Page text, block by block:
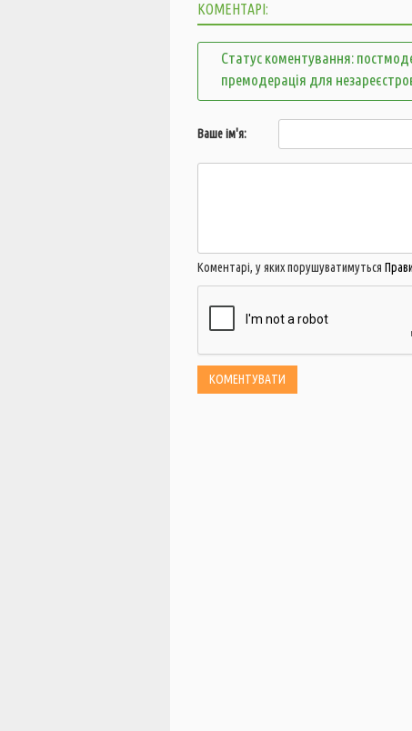
КОМЕНТАРІ:
Статус коментування:
премодерація для
Ваше ім'я:
Коментарі, у яких порушуватимуться